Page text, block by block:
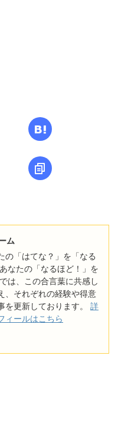
ム
の「はてな？」を「なる
なたの「なるほど！」を
は、この合言葉に共感し
、それぞれの経験や得意
を更新しております。 詳
ィールはこちら